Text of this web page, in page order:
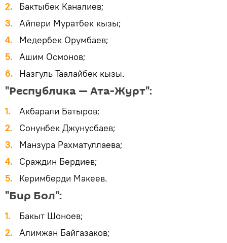
Бактыбек Каналиев;
Айпери Муратбек кызы;
Медербек Орумбаев;
Ашим Осмонов;
Назгуль Таалайбек кызы.
"Республика — Ата-Журт":
Акбарали Батыров;
Сонунбек Джунусбаев;
Манзура Рахматуллаева;
Сраждин Бердиев;
Керимберди Макеев.
"Бир Бол":
Бакыт Шоноев;
Алимжан Байгазаков;